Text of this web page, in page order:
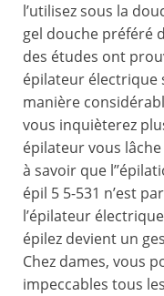
l’utilisez sous la
gel douche préféré
des études ont
épilateur électrique
manière
vous inquièterez
épilateur vous
à savoir que
épil 5 5-531 n’est
l’épilateur
épilez devient un
Chez dames, vous
impeccables tous